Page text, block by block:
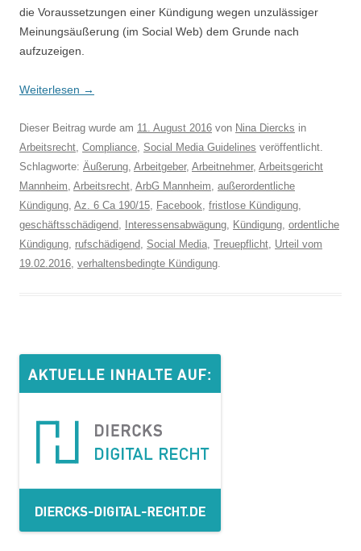
die Voraussetzungen einer Kündigung wegen unzulässiger
Meinungsäußerung (im Social Web) dem Grunde nach
aufzuzeigen.
Weiterlesen →
Dieser Beitrag wurde am 11. August 2016 von Nina Diercks in
Arbeitsrecht, Compliance, Social Media Guidelines veröffentlicht.
Schlagworte: Äußerung, Arbeitgeber, Arbeitnehmer, Arbeitsgericht
Mannheim, Arbeitsrecht, ArbG Mannheim, außerordentliche
Kündigung, Az. 6 Ca 190/15, Facebook, fristlose Kündigung,
geschäftsschädigend, Interessensabwägung, Kündigung, ordentliche
Kündigung, rufschädigend, Social Media, Treuepflicht, Urteil vom
19.02.2016, verhaltensbedingte Kündigung.